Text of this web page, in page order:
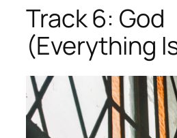
Track 6: God
(Everything